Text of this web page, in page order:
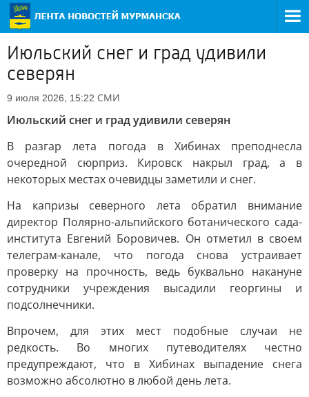
Июльский снег и град удивили
северян
9 июля 2026, 15:22 СМИ
Июльский снег и град удивили северян
В разгар лета погода в Хибинах преподнесла
очередной сюрприз. Кировск накрыл град, а в
некоторых местах очевидцы заметили и снег.
На капризы северного лета обратил внимание
директор Полярно-альпийского ботанического сада-
института Евгений Боровичев. Он отметил в своем
телеграм-канале, что погода снова устраивает
проверку на прочность, ведь буквально накануне
сотрудники учреждения высадили георгины и
подсолнечники.
Впрочем, для этих мест подобные случаи не
редкость. Во многих путеводителях честно
предупреждают, что в Хибинах выпадение снега
возможно абсолютно в любой день лета.